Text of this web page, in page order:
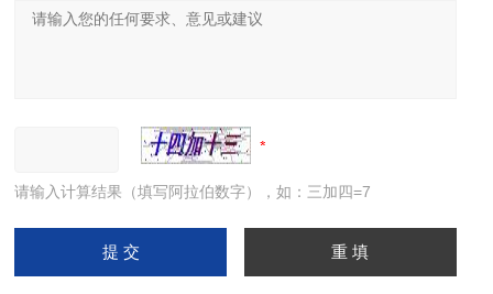
请输入计算结果（填写阿拉伯数字），如：三加四=7